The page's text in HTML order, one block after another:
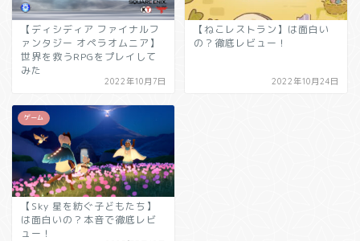
【ディシディア ファイナルフ
ァンタジー オペラオムニア】
世界を救うRPGをプレイして
みた
2022年10月7日
【ねこレストラン】は面白い
の？徹底レビュー！
2022年10月24日
ゲーム
【Sky 星を紡ぐ子どもたち】
は面白いの？本音で徹底レビ
ュー！